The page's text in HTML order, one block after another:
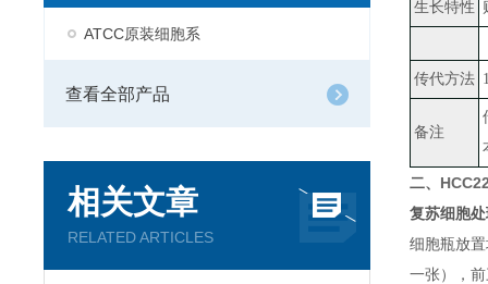
ATCC原装细胞系
查看全部产品
相关文章
RELATED ARTICLES
生长特性
传代方法
备注
二、
复苏细胞
细胞瓶放
一张）
，